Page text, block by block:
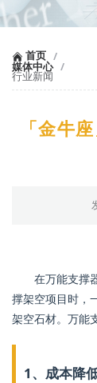
首页 /
媒体中心 /
行业新闻
「金牛
在万能支撑
撑架空项目时，
架空石材。万能
1、成本降